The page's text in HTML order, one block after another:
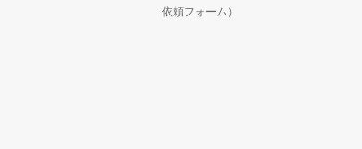
依頼フォーム）